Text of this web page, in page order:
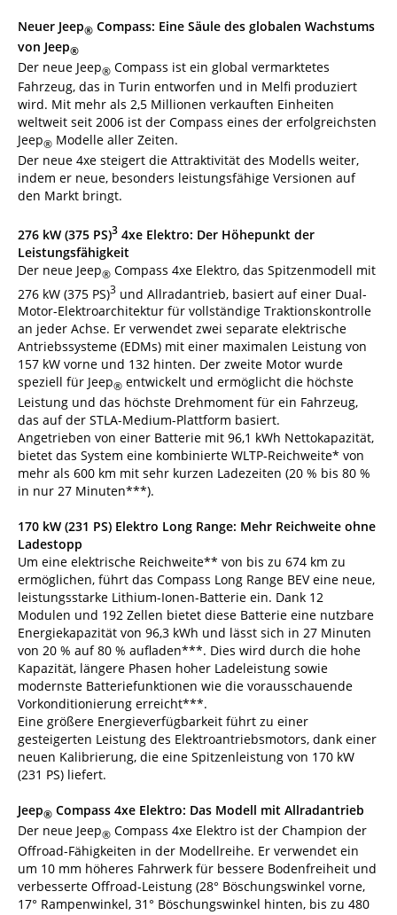
Neuer Jeep® Compass: Eine Säule des globalen Wachstums
von Jeep®
Der neue Jeep® Compass ist ein global vermarktetes
Fahrzeug, das in Turin entworfen und in Melfi produziert
wird. Mit mehr als 2,5 Millionen verkauften Einheiten
weltweit seit 2006 ist der Compass eines der erfolgreichsten
Jeep® Modelle aller Zeiten.
Der neue 4xe steigert die Attraktivität des Modells weiter,
indem er neue, besonders leistungsfähige Versionen auf
den Markt bringt.
276 kW (375 PS)3 4xe Elektro: Der Höhepunkt der
Leistungsfähigkeit
Der neue Jeep® Compass 4xe Elektro, das Spitzenmodell mit
276 kW (375 PS)3 und Allradantrieb, basiert auf einer Dual-
Motor-Elektroarchitektur für vollständige Traktionskontrolle
an jeder Achse. Er verwendet zwei separate elektrische
Antriebssysteme (EDMs) mit einer maximalen Leistung von
157 kW vorne und 132 hinten. Der zweite Motor wurde
speziell für Jeep® entwickelt und ermöglicht die höchste
Leistung und das höchste Drehmoment für ein Fahrzeug,
das auf der STLA-Medium-Plattform basiert.
Angetrieben von einer Batterie mit 96,1 kWh Nettokapazität,
bietet das System eine kombinierte WLTP-Reichweite* von
mehr als 600 km mit sehr kurzen Ladezeiten (20 % bis 80 %
in nur 27 Minuten***).
170 kW (231 PS) Elektro Long Range: Mehr Reichweite ohne
Ladestopp
Um eine elektrische Reichweite** von bis zu 674 km zu
ermöglichen, führt das Compass Long Range BEV eine neue,
leistungsstarke Lithium-Ionen-Batterie ein. Dank 12
Modulen und 192 Zellen bietet diese Batterie eine nutzbare
Energiekapazität von 96,3 kWh und lässt sich in 27 Minuten
von 20 % auf 80 % aufladen***. Dies wird durch die hohe
Kapazität, längere Phasen hoher Ladeleistung sowie
modernste Batteriefunktionen wie die vorausschauende
Vorkonditionierung erreicht***.
Eine größere Energieverfügbarkeit führt zu einer
gesteigerten Leistung des Elektroantriebsmotors, dank einer
neuen Kalibrierung, die eine Spitzenleistung von 170 kW
(231 PS) liefert.
Jeep® Compass 4xe Elektro: Das Modell mit Allradantrieb
Der neue Jeep® Compass 4xe Elektro ist der Champion der
Offroad-Fähigkeiten in der Modellreihe. Er verwendet ein
um 10 mm höheres Fahrwerk für bessere Bodenfreiheit und
verbesserte Offroad-Leistung (28° Böschungswinkel vorne,
17° Rampenwinkel, 31° Böschungswinkel hinten, bis zu 480